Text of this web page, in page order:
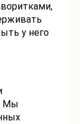
у него
Мы